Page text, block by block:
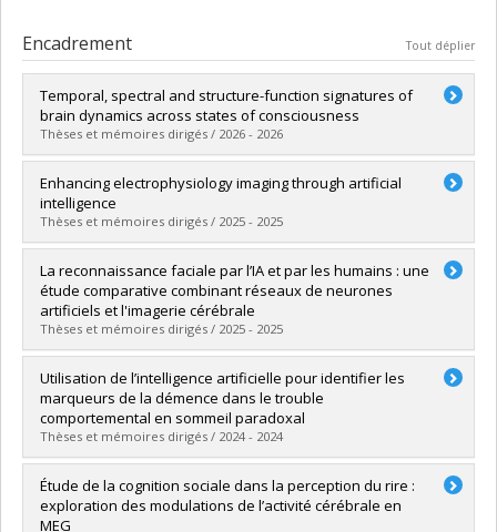
Encadrement Tout déplier
Temporal, spectral and structure-function signatures of
brain dynamics across states of consciousness
Thèses et mémoires dirigés / 2026 - 2026
Diplômé(e) :Subramani, Venkatesh
Cycle :Doctorat
Diplôme obtenu :Ph. D.
Lien vers le document dans Papyrus
Enhancing electrophysiology imaging through artificial
intelligence
Thèses et mémoires dirigés / 2025 - 2025
Diplômé(e) :Dehgan, Arthur
Cycle :Doctorat
Diplôme obtenu :Ph. D.
Lien vers le document dans Papyrus
La reconnaissance faciale par l’IA et par les humains : une
étude comparative combinant réseaux de neurones
artificiels et l'imagerie cérébrale
Thèses et mémoires dirigés / 2025 - 2025
Diplômé(e) : Abdelhedi, Hamza
Cycle :Maîtrise
Diplôme obtenu :M. Sc.
Lien vers le document dans Papyrus
Utilisation de l’intelligence artificielle pour identifier les
marqueurs de la démence dans le trouble
comportemental en sommeil paradoxal
Thèses et mémoires dirigés / 2024 - 2024
Diplômé(e) :Mekki Berrada, Loubna
Cycle :Doctorat
Diplôme obtenu :
Étude de la cognition sociale dans la perception du rire :
exploration des modulations de l’activité cérébrale en
MEG